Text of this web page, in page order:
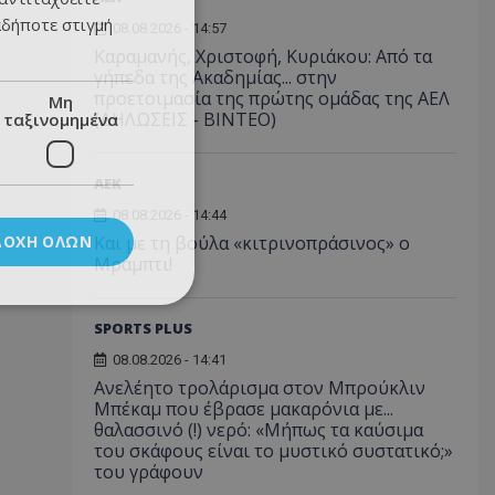
08.08.2026 - 14:57
Καραμανής, Χριστοφή, Κυριάκου: Από τα
γήπεδα της Ακαδημίας... στην
προετοιμασία της πρώτης ομάδας της ΑΕΛ
(ΔΗΛΩΣΕΙΣ - ΒΙΝΤΕΟ)
ΑEK
08.08.2026 - 14:44
Και με τη βούλα «κιτρινοπράσινος» ο
Μράμπτι!
SPORTS PLUS
08.08.2026 - 14:41
Ανελέητο τρολάρισμα στον Μπρούκλιν
Μπέκαμ που έβρασε μακαρόνια με...
θαλασσινό (!) νερό: «Μήπως τα καύσιμα
του σκάφους είναι το μυστικό συστατικό;»
του γράφουν
στιγμή
Μη
ταξινομημένα
ΌΛΩΝ